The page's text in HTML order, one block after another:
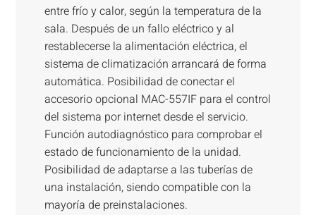
entre frío y calor, según la temperatura de la
sala. Después de un fallo eléctrico y al
restablecerse la alimentación eléctrica, el
sistema de climatización arrancará de forma
automática. Posibilidad de conectar el
accesorio opcional MAC-557IF para el control
del sistema por internet desde el servicio.
Función autodiagnóstico para comprobar el
estado de funcionamiento de la unidad.
Posibilidad de adaptarse a las tuberías de
una instalación, siendo compatible con la
mayoría de preinstalaciones.